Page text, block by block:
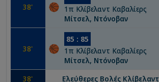
38'
1 π Κλίβελαντ Καβαλίερς
Μίτσελ, Ντόνοβαν
38'
85 : 85
1 π Κλίβελαντ Καβαλίερς
Μίτσελ, Ντόνοβαν
38' Ελεύθερες Βολές